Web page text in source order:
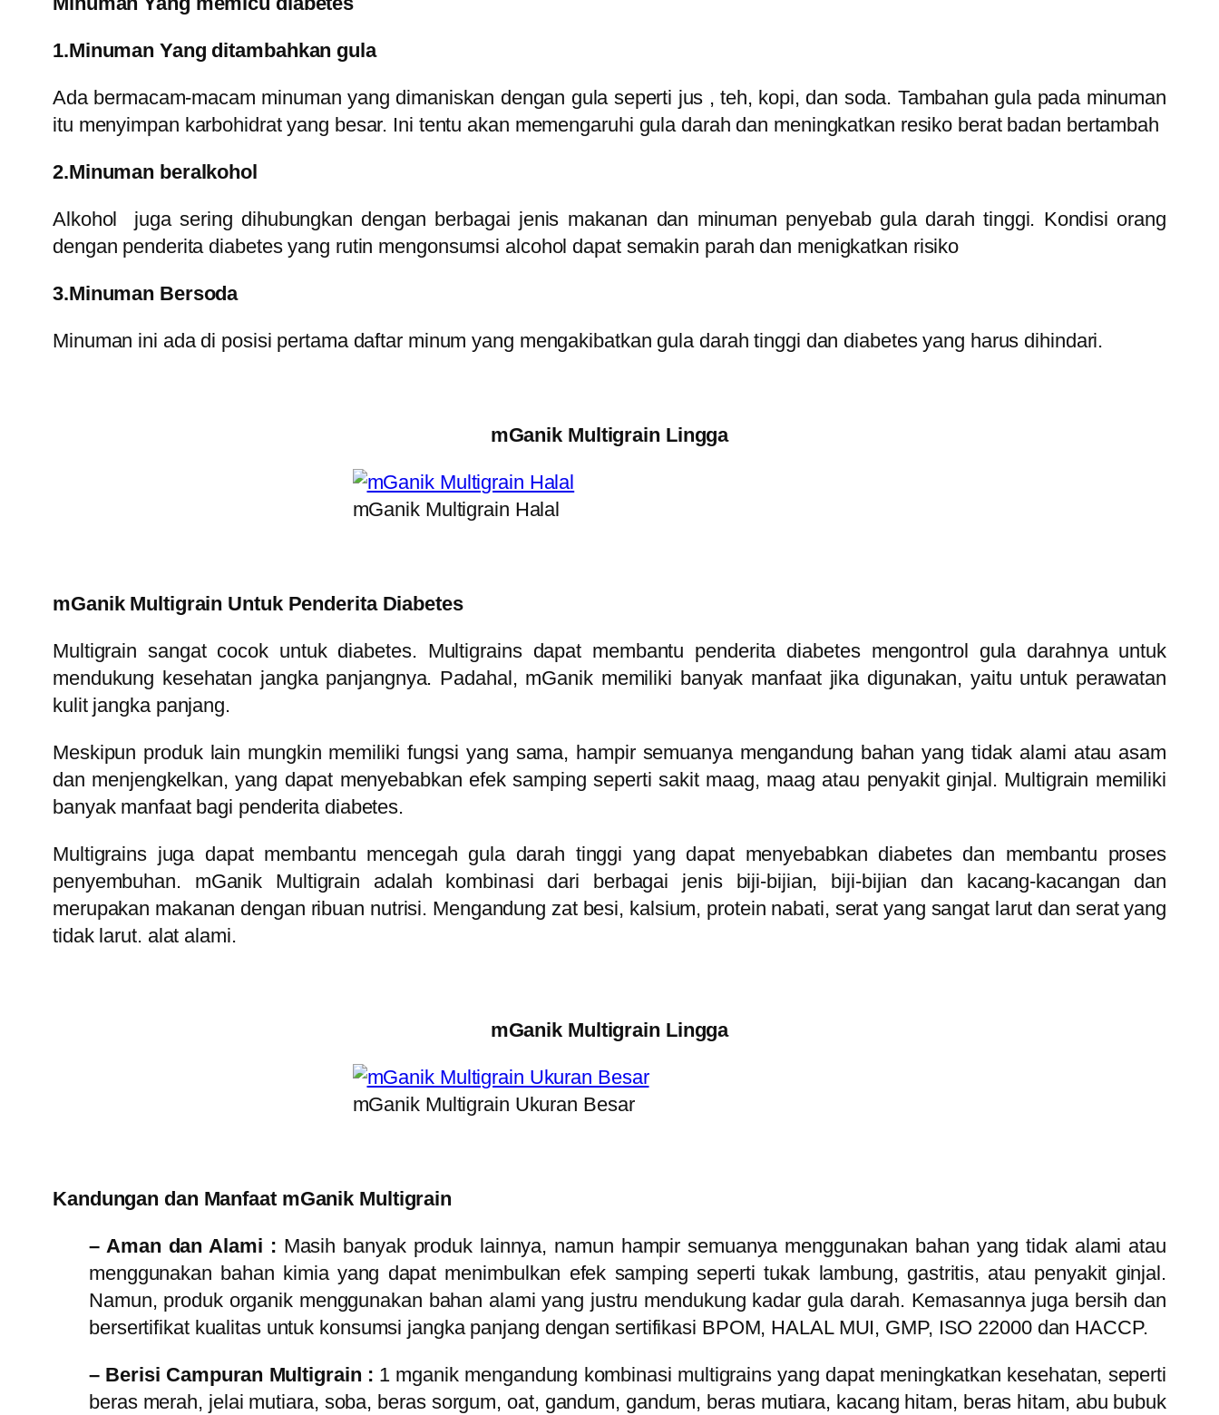
1.Minuman Yang ditambahkan gula
Ada bermacam-macam minuman yang dimaniskan dengan gula seperti jus , teh, kopi, dan soda. Tambahan gula pada minuman
itu menyimpan karbohidrat yang besar. Ini tentu akan memengaruhi gula darah dan meningkatkan resiko berat badan bertambah
2.Minuman beralkohol
Alkohol juga sering dihubungkan dengan berbagai jenis makanan dan minuman penyebab gula darah tinggi. Kondisi orang
dengan penderita diabetes yang rutin mengonsumsi alcohol dapat semakin parah dan menigkatkan risiko
3.Minuman Bersoda
Minuman ini ada di posisi pertama daftar minum yang mengakibatkan gula darah tinggi dan diabetes yang harus dihindari.
mGanik Multigrain Lingga
mGanik Multigrain Halal
mGanik Multigrain Untuk Penderita Diabetes
Multigrain sangat cocok untuk diabetes. Multigrains dapat membantu penderita diabetes mengontrol gula darahnya untuk
mendukung kesehatan jangka panjangnya. Padahal, mGanik memiliki banyak manfaat jika digunakan, yaitu untuk perawatan
kulit jangka panjang.
Meskipun produk lain mungkin memiliki fungsi yang sama, hampir semuanya mengandung bahan yang tidak alami atau asam
dan menjengkelkan, yang dapat menyebabkan efek samping seperti sakit maag, maag atau penyakit ginjal. Multigrain memiliki
banyak manfaat bagi penderita diabetes.
Multigrains juga dapat membantu mencegah gula darah tinggi yang dapat menyebabkan diabetes dan membantu proses
penyembuhan. mGanik Multigrain adalah kombinasi dari berbagai jenis biji-bijian, biji-bijian dan kacang-kacangan dan
merupakan makanan dengan ribuan nutrisi. Mengandung zat besi, kalsium, protein nabati, serat yang sangat larut dan serat yang
tidak larut. alat alami.
mGanik Multigrain Lingga
mGanik Multigrain Ukuran Besar
Kandungan dan Manfaat mGanik Multigrain
– Aman dan Alami : Masih banyak produk lainnya, namun hampir semuanya menggunakan bahan yang tidak alami atau
menggunakan bahan kimia yang dapat menimbulkan efek samping seperti tukak lambung, gastritis, atau penyakit ginjal.
Namun, produk organik menggunakan bahan alami yang justru mendukung kadar gula darah. Kemasannya juga bersih dan
bersertifikat kualitas untuk konsumsi jangka panjang dengan sertifikasi BPOM, HALAL MUI, GMP, ISO 22000 dan HACCP.
– Berisi Campuran Multigrain : 1 mganik mengandung kombinasi multigrains yang dapat meningkatkan kesehatan, seperti
beras merah, jelai mutiara, soba, beras sorgum, oat, gandum, gandum, beras mutiara, kacang hitam, beras hitam, abu bubuk